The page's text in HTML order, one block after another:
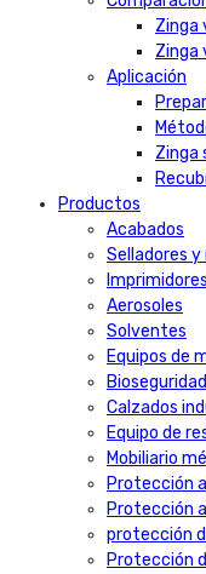
Zinga
Zinga
Aplicación
Zinga
Productos
Acabados
Selladores
Imprimidores
Aerosoles
Solventes
Equipos de
Bioseguridad
Calzados
Equipo de
Mobiliario
Protección
Protección
protección
Protección